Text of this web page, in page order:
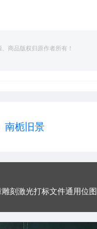
商品版权归原作者所有！
南栀旧景
刻激光打标文件通用位图